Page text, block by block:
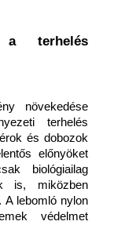
a terhelés
növekedése
terhelés
és dobozok
előnyöket
biológiailag
is, miközben
lebomló nylon
védelmet